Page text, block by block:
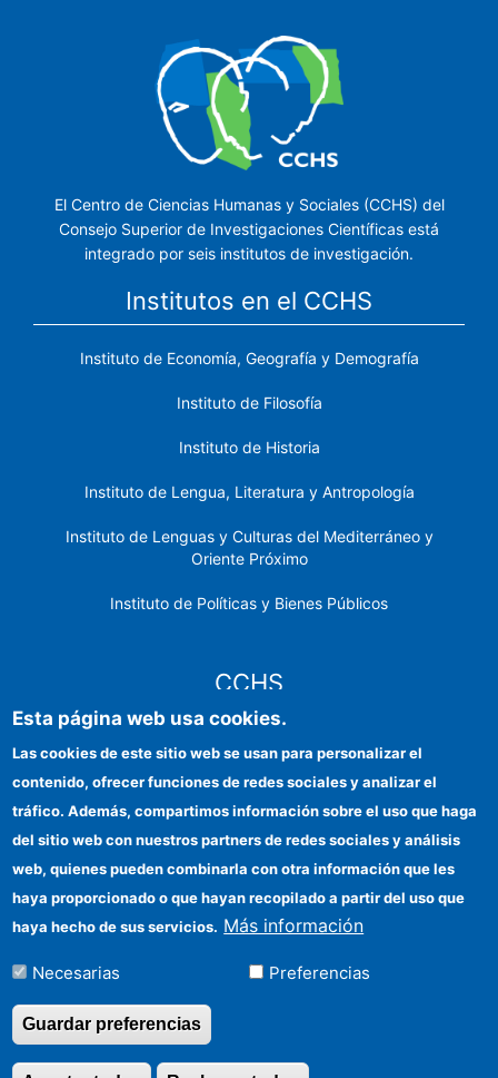
El Centro de Ciencias Humanas y Sociales (CCHS) del
Consejo Superior de Investigaciones Científicas está
integrado por seis institutos de investigación.
Institutos en el CCHS
Instituto de Economía, Geografía y Demografía
Instituto de Filosofía
Instituto de Historia
Instituto de Lengua, Literatura y Antropología
Instituto de Lenguas y Culturas del Mediterráneo y
Oriente Próximo
Instituto de Políticas y Bienes Públicos
CCHS
Identidad institucional
Ayudas FEDER
Organismos financiadores
Contacto
Cómo llegar
Esta página web usa cookies.
Las cookies de este sitio web se usan para personalizar el
contenido, ofrecer funciones de redes sociales y analizar el
tráfico. Además, compartimos información sobre el uso que haga
del sitio web con nuestros partners de redes sociales y análisis
web, quienes pueden combinarla con otra información que les
haya proporcionado o que hayan recopilado a partir del uso que
haya hecho de sus servicios. Más información
Necesarias Preferencias
Guardar preferencias